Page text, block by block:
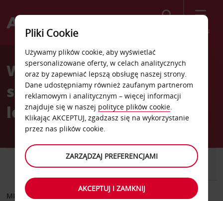
Menu
Welcome
AvisWypożyczalnia
samochodów Toronto
lotnisko międzynarodowe
SAMOCHÓD
SAMOCHÓD
DOSTAWCZY
MIEJSCE ODBIORU
Pliki Cookie
Używamy plików cookie, aby wyświetlać
spersonalizowane oferty, w celach analitycznych
oraz by zapewniać lepszą obsługę naszej strony.
Dane udostępniamy również zaufanym partnerom
reklamowym i analitycznym – więcej informacji
znajduje się w naszej polityce plików cookie.
Klikając AKCEPTUJ, zgadzasz się na wykorzystanie
przez nas plików cookie.
ZARZĄDZAJ PREFERENCJAMI
AKCEPTUJ I ZAMKNIJ